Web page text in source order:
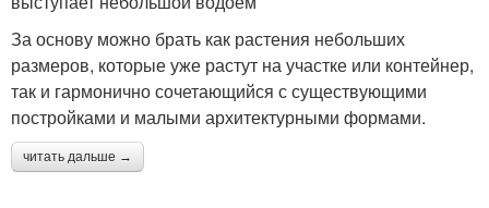
За основу можно брать как растения небольших
размеров, которые уже растут на участке или контейнер,
так и гармонично сочетающийся с существующими
постройками и малыми архитектурными формами.
читать дальше →